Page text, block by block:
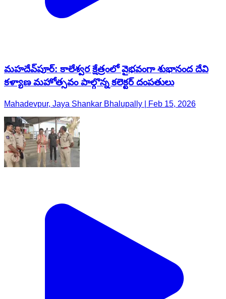
మహదేవ్​పూర్: కాలేశ్వర క్షేత్రంలో వైభవంగా శుభానంద దేవి
కళ్యాణ మహోత్సవం పాల్గొన్న కలెక్టర్ దంపతులు
Mahadevpur, Jaya Shankar Bhalupally | Feb 15, 2026